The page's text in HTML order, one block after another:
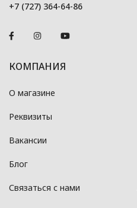
+7 (727) 364-64-86
КОМПАНИЯ
О магазине
Реквизиты
Вакансии
Блог
Связаться с нами